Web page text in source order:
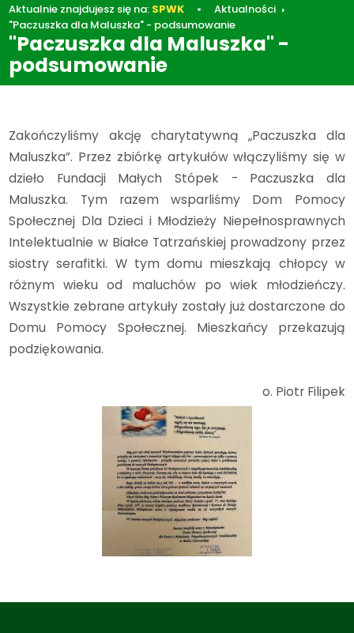
Aktualnie znajdujesz się na: SPWK
Aktualności
"Paczuszka dla Maluszka" - podsumowanie
"Paczuszka dla Maluszka" -
podsumowanie
Zakończyliśmy akcję charytatywną „Paczuszka dla
Maluszka”. Przez zbiórkę artykułów włączyliśmy się w
dzieło Fundacji Małych Stópek - Paczuszka dla
Maluszka. Tym razem wsparliśmy Dom Pomocy
Społecznej Dla Dzieci i Młodzieży Niepełnosprawnych
Intelektualnie w Białce Tatrzańskiej prowadzony przez
siostry serafitki. W tym domu mieszkają chłopcy w
różnym wieku od maluchów po wiek młodzieńczy.
Wszystkie zebrane artykuły zostały już dostarczone do
Domu Pomocy Społecznej. Mieszkańcy przekazują
podziękowania.
o. Piotr Filipek